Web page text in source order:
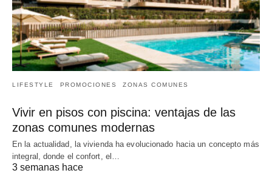
LIFESTYLE PROMOCIONES ZONAS COMUNES
Vivir en pisos con piscina: ventajas de las
zonas comunes modernas
En la actualidad, la vivienda ha evolucionado hacia un concepto más
integral, donde el confort, el…
3 semanas hace